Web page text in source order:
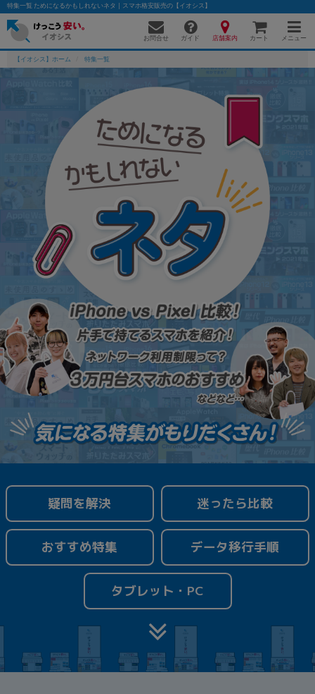
特集一覧 ためになるかもしれないネタ | スマホ格安販売の【イオシス】
お問合せ ガイド 店舗案内 カート メニュー
【イオシス】ホーム 特集一覧
疑問を解決 迷ったら比較
おすすめ特集 データ移行手順
タブレット・PC
かんたんパソコン検索に切り替える
フリーワード
除外ワード
人気の検索ワード： Let's noteEliteBook MacBook
カテゴリー
商品ジャンルの絞り込み
「スマートフォン」「タブレット」など
商品シリーズ名・ブランド名の絞り込み。
「iPhone」「Xperia」「Galaxy」など
メーカー
製造、販売メーカーの絞り込み
「Apple」「SONY」「SHARP」など
機能・特徴
「5G対応」「防水」「ワンセグ」など
ドライブ
ドライブの絞り込み
ランク
商品状態の絞り込み
CPUの絞り込み